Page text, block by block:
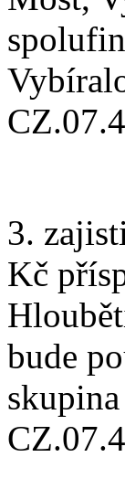
3.
Kč
bude